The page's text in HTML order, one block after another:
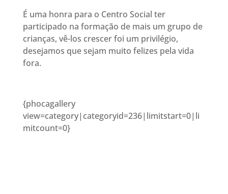
É uma honra para o Centro Social ter
participado na formação de mais um grupo de
crianças, vê-los crescer foi um privilégio,
desejamos que sejam muito felizes pela vida
fora.
{phocagallery
view=category|categoryid=236|limitstart=0|li
mitcount=0}